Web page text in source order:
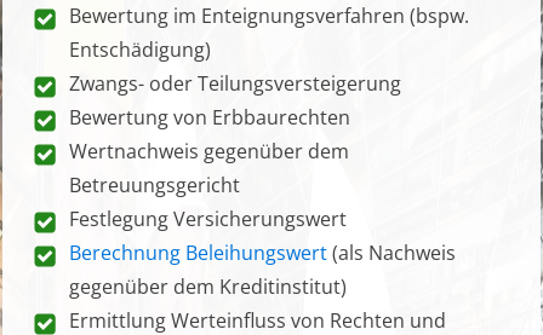
Bewertung im Enteignungsverfahren (bspw.
Entschädigung)
Zwangs- oder Teilungsversteigerung
Bewertung von Erbbaurechten
Wertnachweis gegenüber dem
Betreuungsgericht
Festlegung Versicherungswert
Berechnung Beleihungswert(als Nachweis
gegenüber dem Kreditinstitut)
Ermittlung Werteinfluss von Rechten und